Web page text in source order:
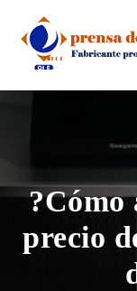
content
?Cómo
precio